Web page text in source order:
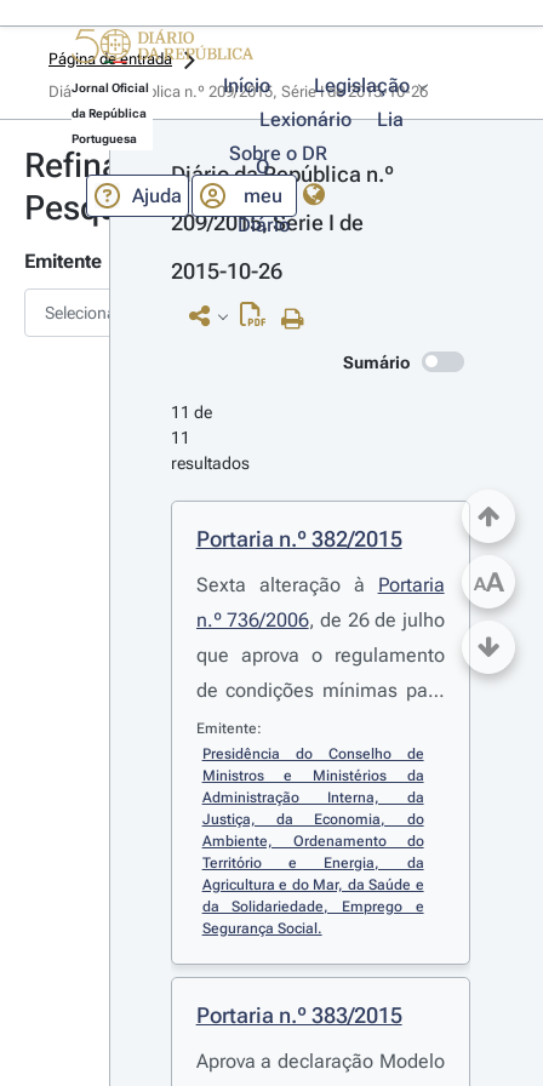
Jornal Oficial
da República
Portuguesa
Início
Legislação
Lexionário
Lia
Sobre o DR
Ajuda
O
meu
Diário
Página de entrada
Diário da República n.º 209/2015, Série I de 2015-10-26
Refinar
Pesquisa
Emitente
Selecionar
Diário da República n.º
209/2015, Série I de
2015-10-26
Sumário
11 de
11
resultados
Portaria n.º 382/2015
Sexta alteração à Portaria
n.º 736/2006, de 26 de julho
que aprova o regulamento
de condições mínimas para
os trabalhadores
administrativos
Emitente:
Presidência do Conselho de
Ministros e Ministérios da
Administração Interna, da
Justiça, da Economia, do
Ambiente, Ordenamento do
Território e Energia, da
Agricultura e do Mar, da Saúde e
da Solidariedade, Emprego e
Segurança Social.
Portaria n.º 383/2015
Aprova a declaração Modelo
AA